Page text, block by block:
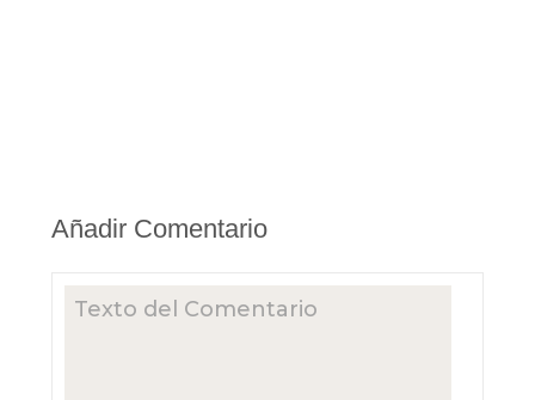
Añadir Comentario